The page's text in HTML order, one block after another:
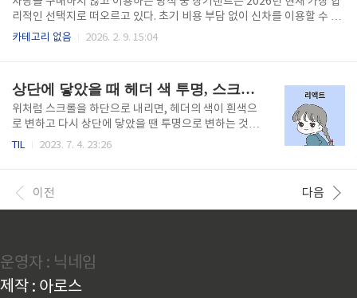
이로 인해 취득세와 자동차세 부담이 없으며, 월 렌트료
전액을 필요경비로 처리할 수 있다. 렌트료에는 보험료
와 정비비가 포함돼 있어 과세표준을 낮추는 데 효과적
장기렌트는 매월 발행되는 세..
리적인 선택지로 떠오르고 있다. 초기 비용 부담 없이 신차를 이용할 수 있
고, 세금과 유지비 관리까지 간편해 개인과 사업자 모두에게 장점이 많다.
에 이용자는 차량을 자산으로 보유하지 않으며, 이에 따라 취득세와 재산
세 부담이 발생하지 않는다. 2026년 기준 개인사업자나 프리랜서는 장기
렌트 비용을 필요경비로 처리할 수 있다. 월 렌트료에는 차량 이용료뿐 아
니라 보험료, 자동차세, 정비비가 포함돼 있어 비용 처리에 유리하며..
카테고리 없음 2026. 2. 9. 15:04
상단에 닿았을 때 헤더 색 투명, 스크롤 내리면 헤더색 흰색으로 (feat. react custom hook)
위처럼 스크롤을 하단으로 내리면, 헤더의 색이 흰색으
로 변하고 다시 상단에 닿았을 땐 투명으로 변하는 것을
훅으로 구현해보았다! Scroll Event는 전체적인 스크
documentElement.offsetHeight는 reflow를 일
으켜서 성능상 좋지 않다. 스크롤 이벤트는 탈락! 내가
와 교차하는지 아닌지를 구별하는 기능을 제공하고 있
다. scroll 이벤트와 다르게 교차 시 비동기적으로 실
행..
TIL 2023. 7. 4. 23:26
이전 다음
운영자 : 닉네임
제작 : 아로스